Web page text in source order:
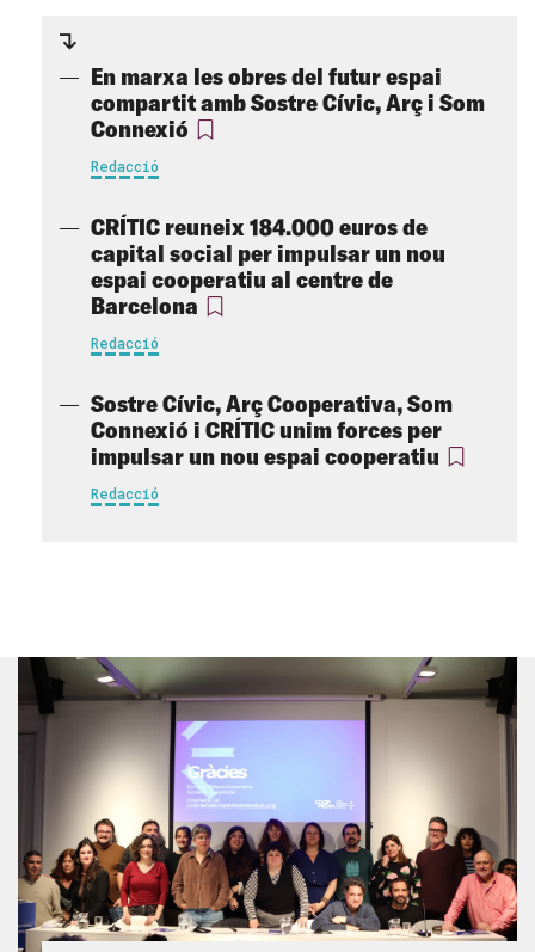
En marxa les obres del futur espai
compartit amb Sostre Cívic, Arç i Som
Connexió
Redacció
CRÍTIC reuneix 184.000 euros de
capital social per impulsar un nou
espai cooperatiu al centre de
Barcelona
Redacció
Sostre Cívic, Arç Cooperativa, Som
Connexió i CRÍTIC unim forces per
impulsar un nou espai cooperatiu
Redacció